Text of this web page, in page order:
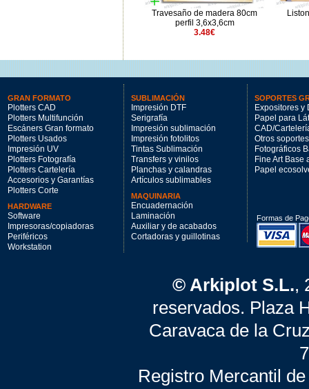
Travesaño de madera 80cm
perfil 3,6x3,6cm
3.48€
GRAN FORMATO
Plotters CAD
Plotters Multifunción
Escáners Gran formato
Plotters Usados
Impresión UV
Plotters Fotografía
Plotters Cartelería
Accesorios y Garantías
Plotters Corte
HARDWARE
Software
Impresoras/copiadoras
Periféricos
Workstation
SUBLIMACIÓN
Impresión DTF
Serigrafía
Impresión sublimación
Impresión fotolitos
Tintas Sublimación
Transfers y vinilos
Planchas y calandras
Artículos sublimables
MAQUINARIA
Encuadernación
Laminación
Auxiliar y de acabados
Cortadoras y guillotinas
SOPORTES
Expositores y
Papel para
CAD/
Otros soportes
Fotográficos
Fine Art Base
Papel
Formas de
© Arkiplot S.L.,
reservados. Plaza
Caravaca de la
Registro Mercantil